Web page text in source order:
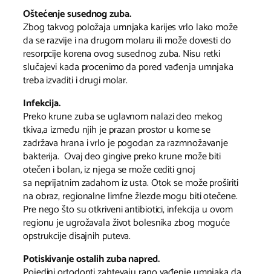
Oštećenje susednog zuba.
Zbog takvog položaja umnjaka karijes vrlo lako može
da se razvije i na drugom molaru ili može dovesti do
resorpcije korena ovog susednog zuba. Nisu retki
slučajevi kada procenimo da pored vađenja umnjaka
treba izvaditi i drugi molar.
Infekcija.
Preko krune zuba se uglavnom nalazi deo mekog
tkiva,a između njih je prazan prostor u kome se
zadržava hrana i vrlo je pogodan za razmnožavanje
bakterija. Ovaj deo gingive preko krune može biti
otečen i bolan, iz njega se može cediti gnoj
sa neprijatnim zadahom iz usta. Otok se može proširiti
na obraz, regionalne limfne žlezde mogu biti otečene.
Pre nego što su otkriveni antibiotici, infekcija u ovom
regionu je ugrožavala život bolesnika zbog moguće
opstrukcije disajnih puteva.
Potiskivanje ostalih zuba napred.